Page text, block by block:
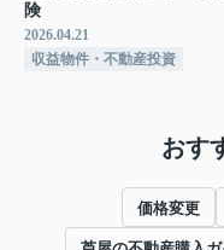
険
2026.04.21
収益物件・不動産投資
おす
価格変更